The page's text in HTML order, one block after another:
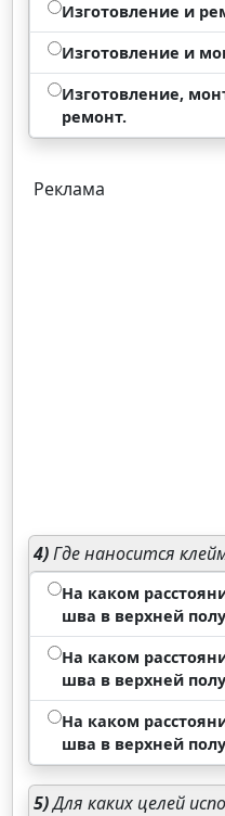
Изготовление и
Изготовление и
Изготовление,
ремонт.
Реклама
4)Где наносится
На каком
шва в верхней
На каком
шва в верхней
На каком
шва в верхней
5)Для каких целей